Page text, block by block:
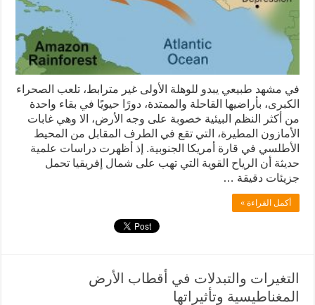
في مشهد طبيعي يبدو للوهلة الأولى غير مترابط، تلعب الصحراء
الكبرى، بأراضيها القاحلة والممتدة، دورًا حيويًا في بقاء واحدة
من أكثر النظم البيئية خصوبة على وجه الأرض، الا وهي غابات
الأمازون المطيرة، التي تقع في الطرف المقابل من المحيط
الأطلسي في قارة أمريكا الجنوبية. إذ أظهرت دراسات علمية
حديثة أن الرياح القوية التي تهب على شمال إفريقيا تحمل
جزيئات دقيقة …
أكمل القراءة »
التغيرات والتبدلات في أقطاب الأرض
المغناطيسية وتأثيراتها